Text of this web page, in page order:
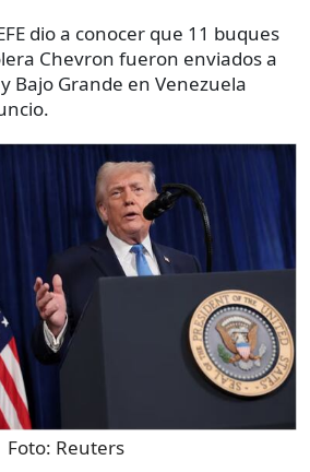
dio a conocer que 11 buques
Chevron fueron enviados a
Bajo Grande en Venezuela
Foto: Reuters